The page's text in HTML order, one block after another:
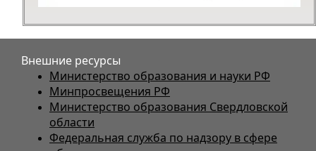
Внешние ресурсы
Министерство образования и науки РФ
Минпросвещения РФ
Министерство образования Свердловской
области
Федеральная служба по надзору в сфере